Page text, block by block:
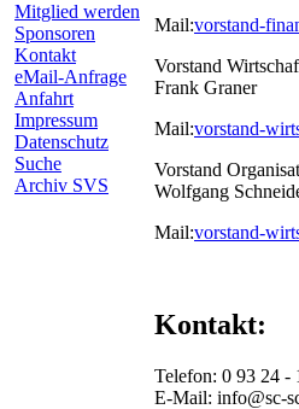
Mitglied werden
Sponsoren
Kontakt
eMail-Anfrage
Anfahrt
Impressum
Datenschutz
Suche
Archiv SVS
Mail:vorstand-
Vorstand
Frank Graner
Mail:vorstand-
Vorstand
Wolfgang
Mail:vorstand-
Kontakt:
Telefon: 0 93 24 -
E-Mail: info@sc-